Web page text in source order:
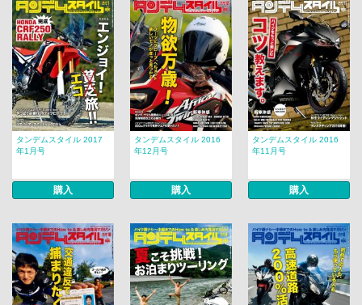
タンデムスタイル 2017
年1月号
購入
タンデムスタイル 2016
年12月号
購入
タンデムスタイル 2016
年11月号
購入